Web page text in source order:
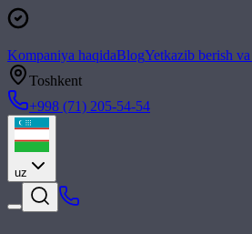
Kompaniya haqidaBlogYetkazib berish
Toshkent
+998 (71) 205-54-54
uz